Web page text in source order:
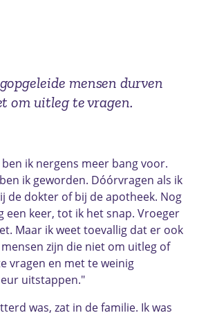
mensen durven
om uitleg te vragen.
ik nergens meer bang voor.
ik geworden. Dóórvragen als ik
de dokter of bij de apotheek. Nog
een keer, tot ik het snap. Vroeger
Maar ik weet toevallig dat er ook
zijn die niet om uitleg of
vragen en met te weinig
uitstappen."
was, zat in de familie. Ik was